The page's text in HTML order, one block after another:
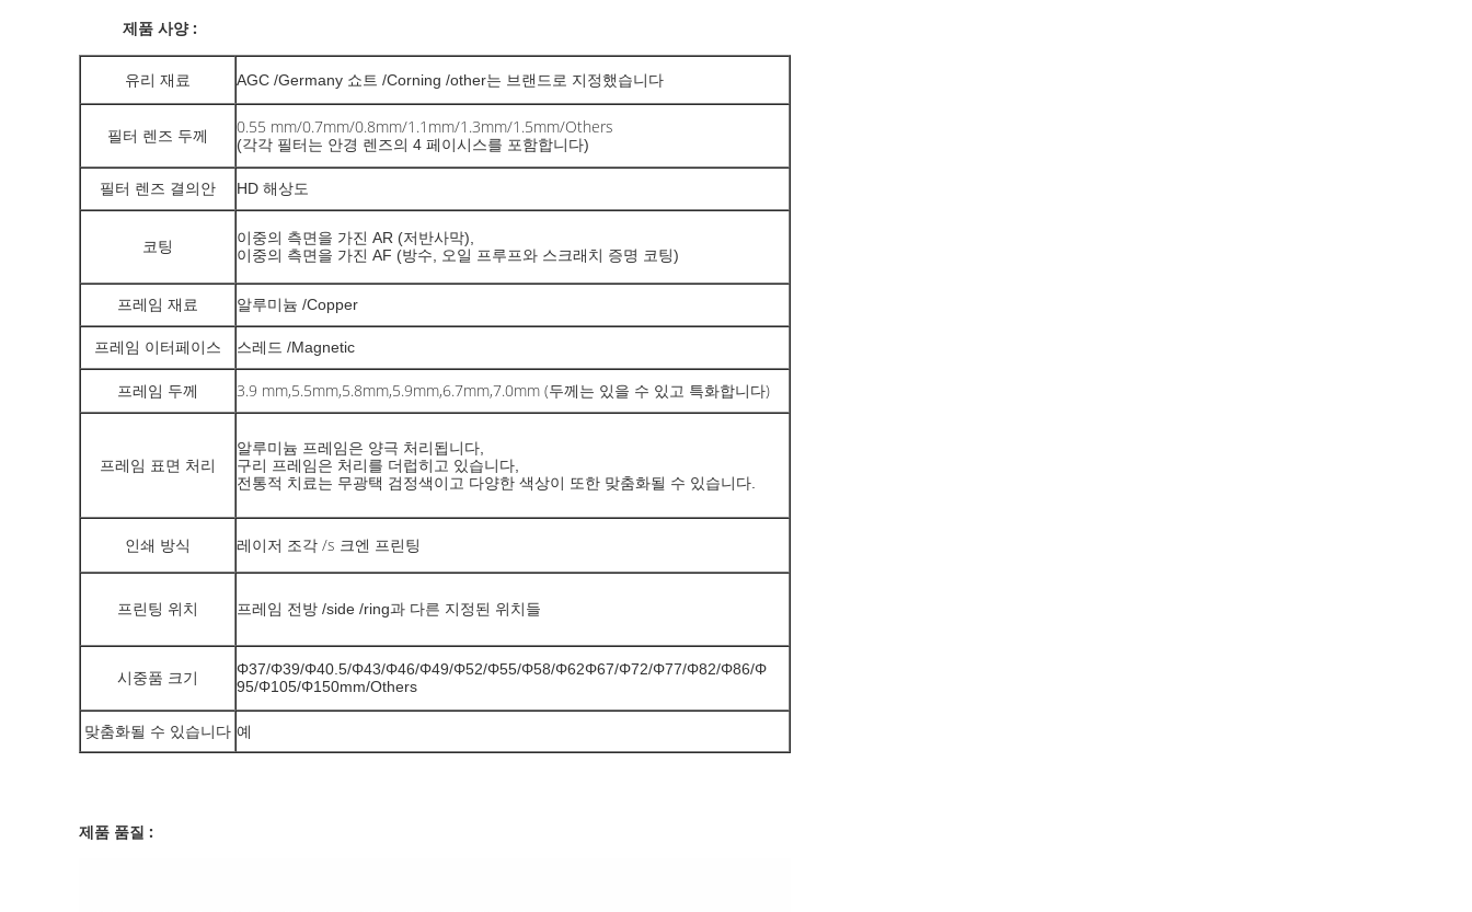
제품 사양 :
유리 재료 AGC /Germany 쇼트 /Corning /other는 브랜드로 지정했습니다
필터 렌즈 두께 0.55 mm/0.7mm/0.8mm/1.1mm/1.3mm/1.5mm/Others
(각각 필터는 안경 렌즈의 4 페이시스를 포함합니다)
필터 렌즈 결의안 HD 해상도
코팅
이중의 측면을 가진 AR (저반사막),
이중의 측면을 가진 AF (방수, 오일 프루프와 스크래치 증명 코팅)
프레임 재료 알루미늄 /Copper
프레임 이터페이스 스레드 /Magnetic
프레임 두께 3.9 mm,5.5mm,5.8mm,5.9mm,6.7mm,7.0mm (두께는 있을 수 있고 특화합니다)
프레임 표면 처리
알루미늄 프레임은 양극 처리됩니다,
구리 프레임은 처리를 더럽히고 있습니다,
전통적 치료는 무광택 검정색이고 다양한 색상이 또한 맞춤화될 수 있습니다.
인쇄 방식 레이저 조각 /s 크엔 프린팅
프린팅 위치 프레임 전방 /side /ring과 다른 지정된 위치들
시중품 크기
Φ37/Φ39/Φ40.5/Φ43/Φ46/Φ49/Φ52/Φ55/Φ58/Φ62Φ67/Φ72/Φ77/Φ82/Φ86/Φ
95/Φ105/Φ150mm/Others
맞춤화될 수 있습니다 예
제품 품질 :